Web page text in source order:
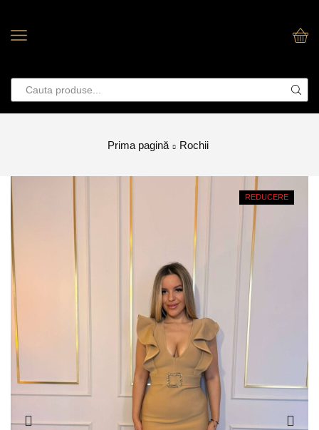
Prima pagină Rochii
REDUCERE